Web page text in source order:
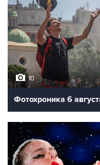
10
Фотохроника 6